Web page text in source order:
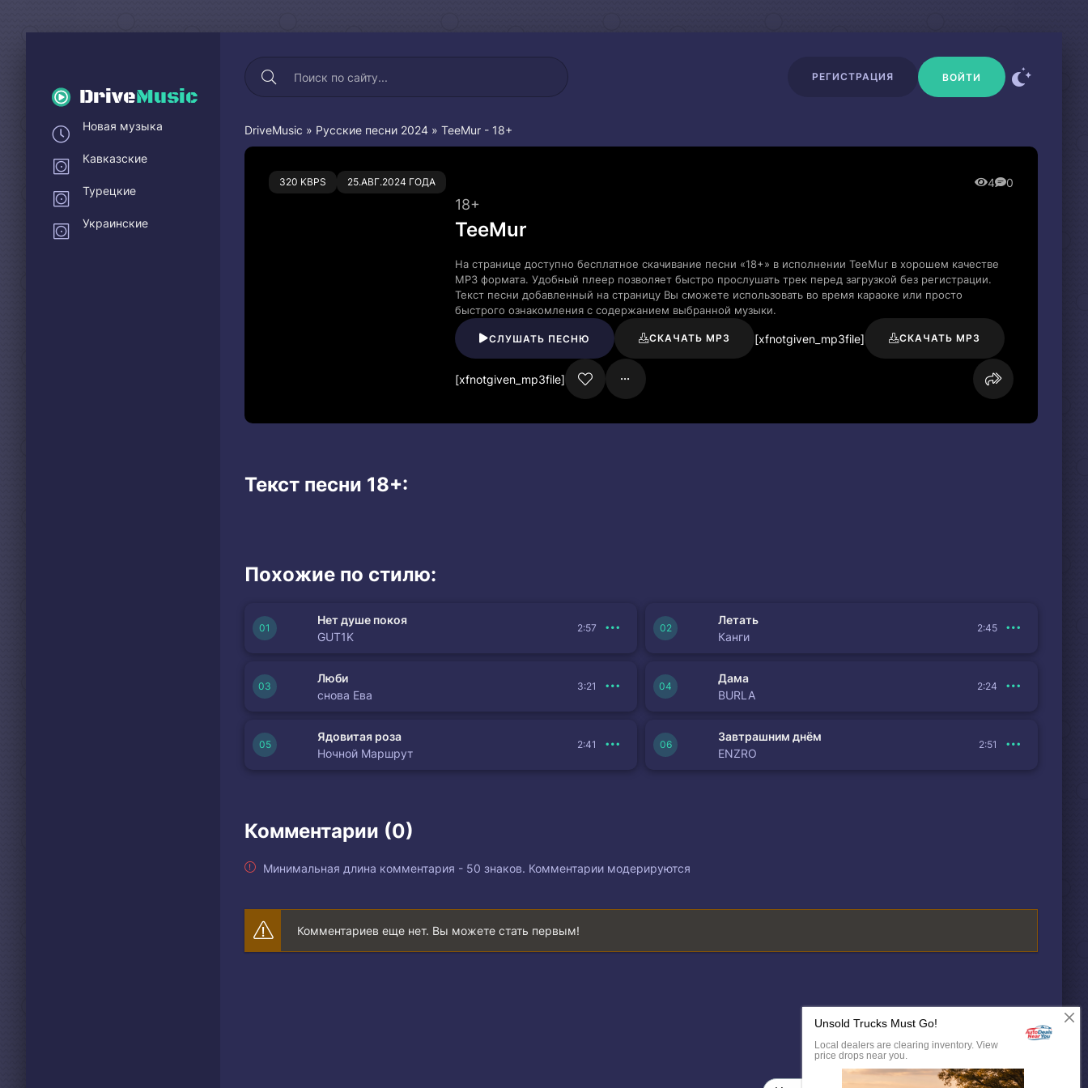
DriveMusic
РЕГИСТРАЦИЯ ВОЙТИ
DriveMusic » Русские песни 2024 » TeeMur - 18+
320 KBPS 25.АВГ.2024 ГОДА 4 0
0 0
18+
TeeMur
На странице доступно бесплатное скачивание песни «18+» в исполнении TeeMur в хорошем качестве
MP3 формата. Удобный плеер позволяет быстро прослушать трек перед загрузкой без регистрации.
Текст песни добавленный на страницу Вы сможете использовать во время караоке или просто
быстрого ознакомления с содержанием выбранной музыки.
СЛУШАТЬ ПЕСНЮ СКАЧАТЬ MP3 [xfnotgiven_mp3file] СКАЧАТЬ MP3
[xfnotgiven_mp3file]
Текст песни 18+:
Похожие по стилю:
Нет душе покоя
GUT1K
2:57
Летать
Канги
2:45
Люби
снова Ева
3:21
Дама
BURLA
2:24
Ядовитая роза
Ночной Маршрут
2:41
Завтрашним днём
ENZRO
2:51
Комментарии (0)
Минимальная длина комментария - 50 знаков. Комментарии модерируются
Комментариев еще нет. Вы можете стать первым!
Новая музыка
Кавказские
Турецкие
Украинские